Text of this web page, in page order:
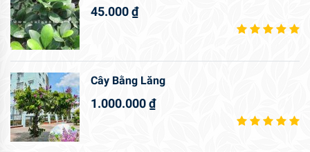
45.000₫
Cây Bằng Lăng
1.000.000₫